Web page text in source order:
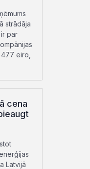
strādāja
par
eiro,
cena
Latvijā